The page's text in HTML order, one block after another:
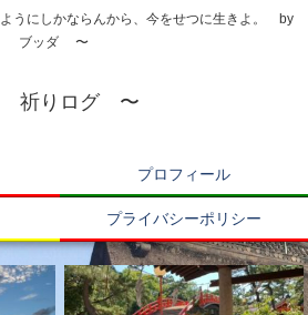
うにしかならんから、今をせつに生きよ。 by
ブッダ 〜
祈りログ 〜
プロフィール
プライバシーポリシー